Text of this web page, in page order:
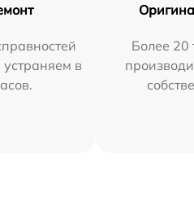
в
Более 20